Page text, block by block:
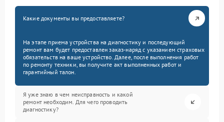
Какие документы вы предоставляете?
На этапе приема устройства на диагностику и последующий
ремонт вам будет предоставлен заказ-наряд с указанием страховых
обязательств на ваше устройство. Далее, после выполнения работ
по ремонту техники, вы получите акт выполненных работ и
гарантийный талон.
Я уже знаю в чем неисправность и какой
ремонт необходим. Для чего проводить
диагностику?